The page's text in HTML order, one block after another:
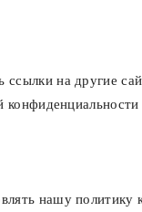
на другие
нашу